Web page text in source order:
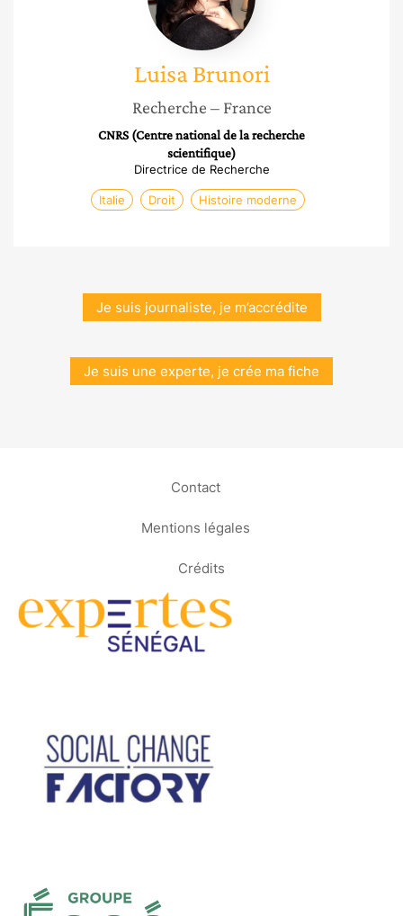
Luisa Brunori
Recherche – France
CNRS (Centre national de la recherche
scientifique)
Directrice de Recherche
Italie Droit Histoire moderne
Je suis journaliste, je m’accrédite
Je suis une experte, je crée ma fiche
Contact
Mentions légales
Crédits